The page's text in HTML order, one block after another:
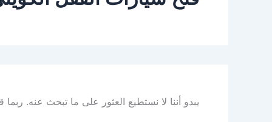
يبدو أننا لا نستطيع العثور على ما تبحث عنه.